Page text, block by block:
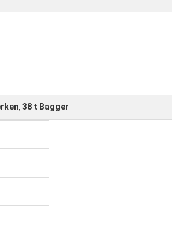
, 38 t Bagger